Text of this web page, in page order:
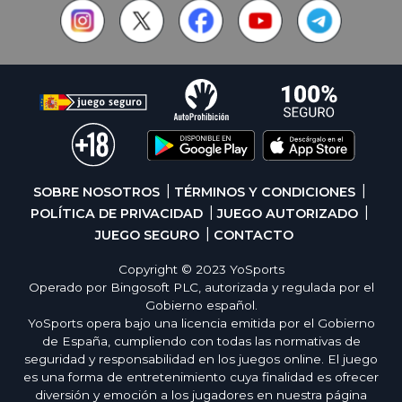
SOBRE NOSOTROS
TÉRMINOS Y CONDICIONES
POLÍTICA DE PRIVACIDAD
JUEGO AUTORIZADO
JUEGO SEGURO
CONTACTO
Copyright © 2023 YoSports
Operado por Bingosoft PLC, autorizada y regulada por el
Gobierno español.
YoSports opera bajo una licencia emitida por el Gobierno
de España, cumpliendo con todas las normativas de
seguridad y responsabilidad en los juegos online. El juego
es una forma de entretenimiento cuya finalidad es ofrecer
diversión y emoción a los jugadores en nuestra página